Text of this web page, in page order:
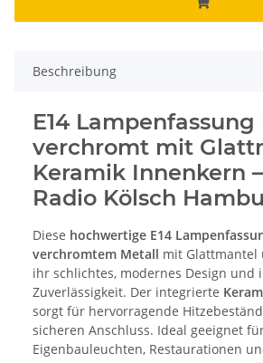
Beschreibung
E14
verchromt mit
Keramik Innenkern –
Radio Kölsch
Diese hochwertige E14
verchromtem Metall mit Glattmantel
ihr schlichtes, modernes Design und
Zuverlässigkeit. Der integrierte
sorgt für hervorragende
sicheren Anschluss. Ideal geeignet
Eigenbauleuchten, Restaurationen